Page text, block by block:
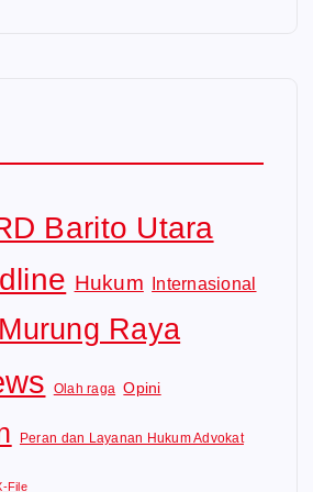
Barito Utara
Hukum Internasional
Murung Raya
Olah raga Opini
Peran dan Layanan Hukum Advokat
File